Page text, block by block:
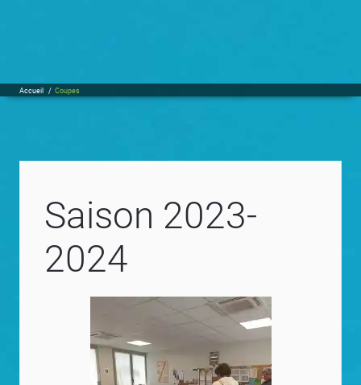
Accueil / Coupes
Saison 2023-
2024